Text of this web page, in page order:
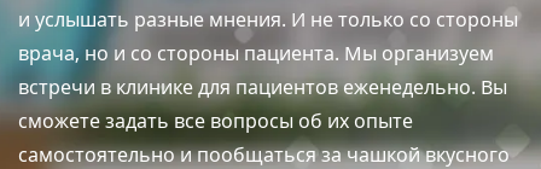
и услышать разные мнения. И не только со стороны
врача, но и со стороны пациента. Мы организуем
встречи в клинике для пациентов еженедельно. Вы
сможете задать все вопросы об их опыте
самостоятельно и пообщаться за чашкой вкусного